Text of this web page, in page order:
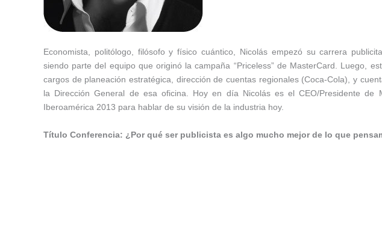
Economista, politólogo, filósofo y físico cuántico, Nicolás empezó su carrera
siendo parte del equipo que originó la campaña “Priceless” de MasterCard. Luego,
cargos de planeación estratégica, dirección de cuentas regionales (Coca-Cola), y
la Dirección General de esa oficina. Hoy en día Nicolás es el CEO/Presidente de
Iberoamérica 2013 para hablar de su visión de la industria hoy.
Título Conferencia: ¿Por qué ser publicista es algo mucho mejor de lo que